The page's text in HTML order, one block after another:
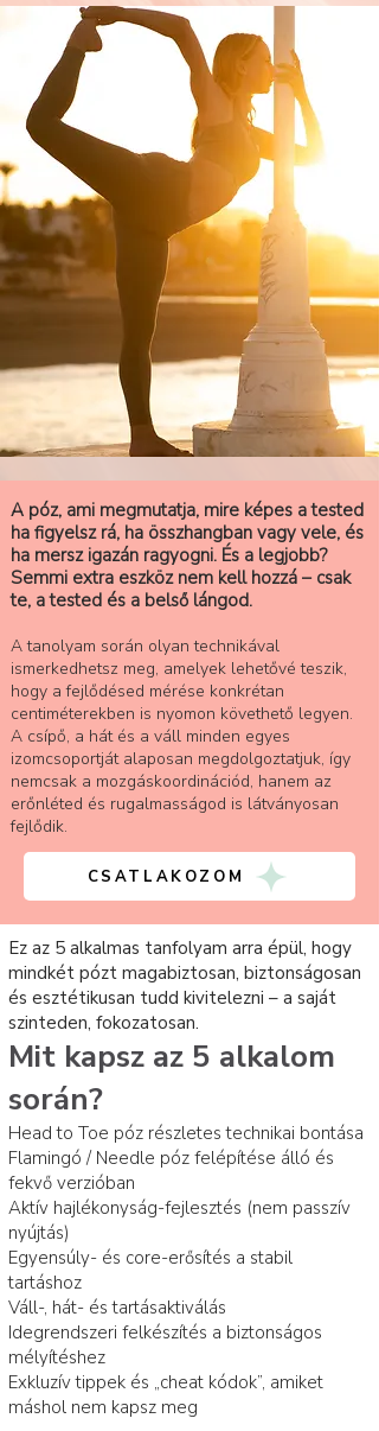
A póz, ami megmutatja, mire képes a tested
ha figyelsz rá, ha összhangban vagy vele, és
ha mersz igazán ragyogni. És a legjobb?
Semmi extra eszköz nem kell hozzá – csak
te, a tested és a belső lángod.
A tanolyam során olyan technikával
ismerkedhetsz meg, amelyek lehetővé teszik,
hogy a fejlődésed mérése konkrétan
centiméterekben is nyomon követhető legyen.
A csípő, a hát és a váll minden egyes
izomcsoportját alaposan megdolgoztatjuk, így
nemcsak a mozgáskoordinációd, hanem az
erőnléted és rugalmasságod is látványosan
fejlődik.
CSATLAKOZOM
Ez az 5 alkalmas tanfolyam arra épül, hogy
mindkét pózt magabiztosan, biztonságosan
és esztétikusan tudd kivitelezni – a saját
szinteden, fokozatosan.
Mit kapsz az 5 alkalom
során?
Head to Toe póz részletes technikai bontása
Flamingó / Needle póz felépítése álló és
fekvő verzióban
Aktív hajlékonyság-fejlesztés (nem passzív
nyújtás)
Egyensúly- és core-erősítés a stabil
tartáshoz
Váll-, hát- és tartásaktiválás
Idegrendszeri felkészítés a biztonságos
mélyítéshez
Exkluzív tippek és „cheat kódok”, amiket
máshol nem kapsz meg